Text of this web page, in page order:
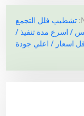
تشطيب فلل التجمع
/ اسرع مدة تنفيذ /
اسعار / اعلي جودة